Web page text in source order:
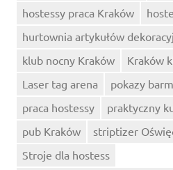
hostessy praca Kraków
hurtownia artykułów
klub nocny Kraków
Kraków
Laser tag arena
pokazy
praca hostessy
praktyczny
pub Kraków
striptizer
Stroje dla hostess